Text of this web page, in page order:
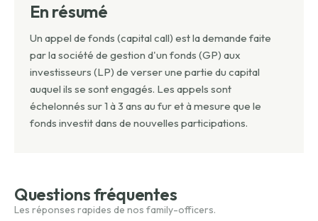
En résumé
Un appel de fonds (capital call) est la demande faite
par la société de gestion d'un fonds (GP) aux
investisseurs (LP) de verser une partie du capital
auquel ils se sont engagés. Les appels sont
échelonnés sur 1 à 3 ans au fur et à mesure que le
fonds investit dans de nouvelles participations.
Questions fréquentes